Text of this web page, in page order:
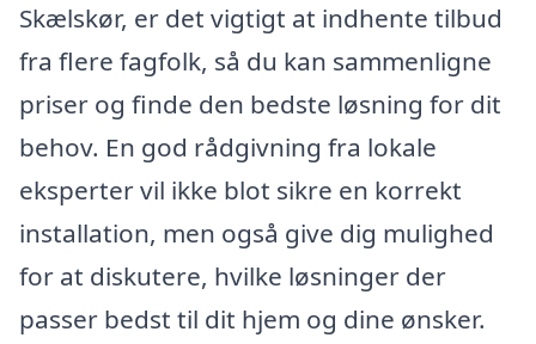
Skælskør, er det vigtigt at indhente tilbud
fra flere fagfolk, så du kan sammenligne
priser og finde den bedste løsning for dit
behov. En god rådgivning fra lokale
eksperter vil ikke blot sikre en korrekt
installation, men også give dig mulighed
for at diskutere, hvilke løsninger der
passer bedst til dit hjem og dine ønsker.